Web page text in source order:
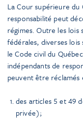
La Cour supérieure du
responsabilité peut
régimes. Outre les
fédérales, diverses
le Code civil du
indépendants de
peuvent être réclamés
des articles 5 et 49
privée);